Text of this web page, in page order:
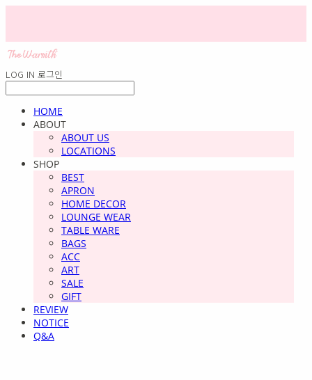
LOG IN 로그인
HOME
ABOUT
ABOUT US
LOCATIONS
SHOP
BEST
APRON
HOME DECOR
LOUNGE WEAR
TABLE WARE
BAGS
ACC
ART
SALE
GIFT
REVIEW
NOTICE
Q&A